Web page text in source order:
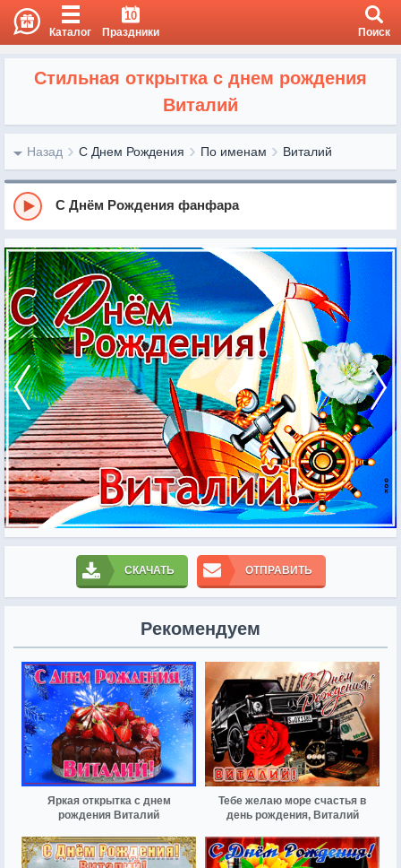
Каталог
10
Праздники Поиск
Стильная открытка с днем рождения
Виталий
Назад С Днем Рождения По именам Виталий
С Днём Рождения фанфара
СКАЧАТЬ ОТПРАВИТЬ
Рекомендуем
Яркая открытка с днем
рождения Виталий
Тебе желаю море счастья в
день рождения, Виталий